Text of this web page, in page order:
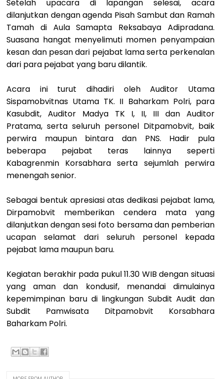
Setelah upacara di lapangan selesai, acara
dilanjutkan dengan agenda Pisah Sambut dan Ramah
Tamah di Aula Samapta Reksabaya Adipradana.
Suasana hangat menyelimuti momen penyampaian
kesan dan pesan dari pejabat lama serta perkenalan
dari para pejabat yang baru dilantik.
Acara ini turut dihadiri oleh Auditor Utama
Sispamobvitnas Utama TK. II Baharkam Polri, para
Kasubdit, Auditor Madya TK I, II, III dan Auditor
Pratama, serta seluruh personel Ditpamobvit, baik
perwira maupun bintara dan PNS. Hadir pula
beberapa pejabat teras lainnya seperti
Kabagrenmin Korsabhara serta sejumlah perwira
menengah senior.
Sebagai bentuk apresiasi atas dedikasi pejabat lama,
Dirpamobvit memberikan cendera mata yang
dilanjutkan dengan sesi foto bersama dan pemberian
ucapan selamat dari seluruh personel kepada
pejabat lama maupun baru.
Kegiatan berakhir pada pukul 11.30 WIB dengan situasi
yang aman dan kondusif, menandai dimulainya
kepemimpinan baru di lingkungan Subdit Audit dan
Subdit Pamwisata Ditpamobvit Korsabhara
Baharkam Polri.